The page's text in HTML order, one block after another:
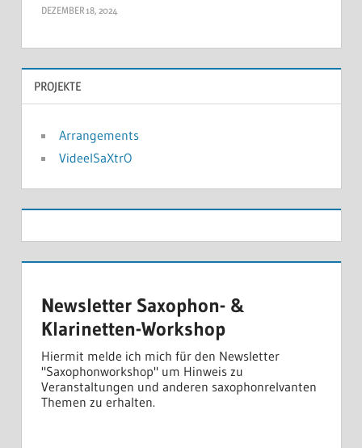
DEZEMBER 18, 2024
PROJEKTE
Arrangements
VideelSaXtrO
Newsletter Saxophon- &
Klarinetten-Workshop
Hiermit melde ich mich für den Newsletter
"Saxophonworkshop" um Hinweis zu
Veranstaltungen und anderen saxophonrelvanten
Themen zu erhalten.